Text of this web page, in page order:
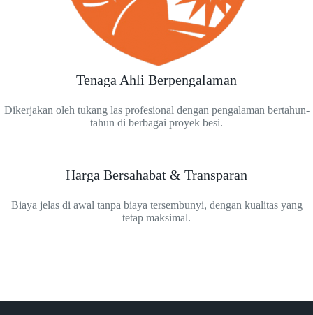
Tenaga Ahli Berpengalaman
Dikerjakan oleh tukang las profesional dengan pengalaman bertahun-
tahun di berbagai proyek besi.
Harga Bersahabat & Transparan
Biaya jelas di awal tanpa biaya tersembunyi, dengan kualitas yang
tetap maksimal.